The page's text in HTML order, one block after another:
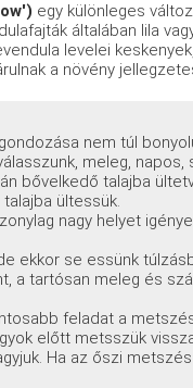
egy különleges
általában lila
levelei
a növény
nem túl
meleg, napos,
bővelkedő talajba
ültessük.
nagy helyet
ekkor se essünk
a tartósan meleg és
feladat a
előtt metsszük
Ha az őszi metszés